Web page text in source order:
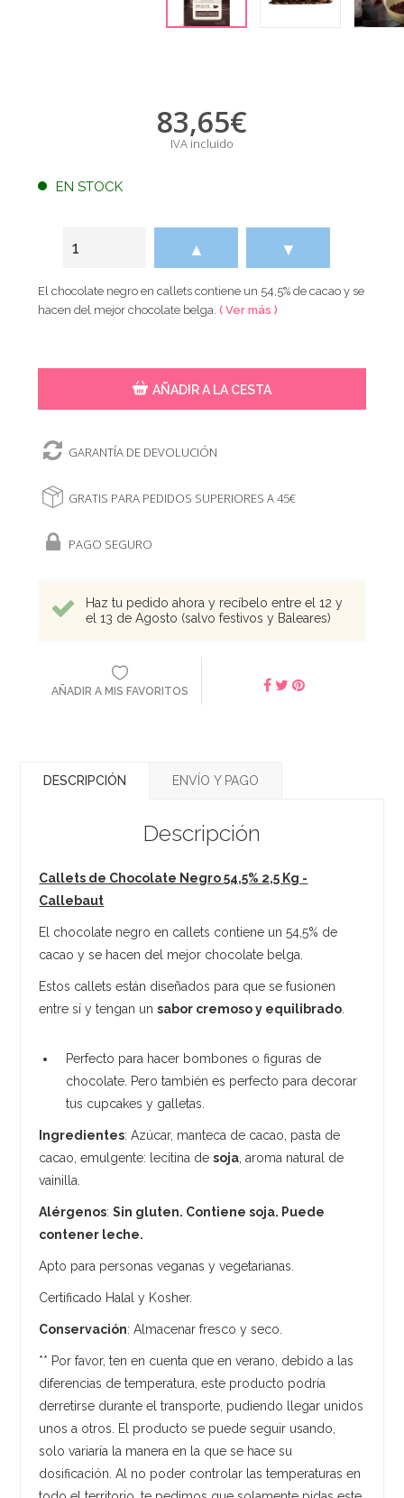
83,65€
IVA incluido
EN STOCK
▲ ▼
El chocolate negro en callets contiene un 54,5% de cacao y se
hacen del mejor chocolate belga.( Ver más )
AÑADIR A LA CESTA
GARANTÍA DE DEVOLUCIÓN
GRATIS PARA PEDIDOS SUPERIORES A 45€
PAGO SEGURO
Haz tu pedido ahora y recíbelo entre el 12 y
el 13 de Agosto (salvo festivos y Baleares)
AÑADIR A MIS FAVORITOS
DESCRIPCIÓN ENVÍO Y PAGO
Descripción
Callets de Chocolate Negro 54,5% 2,5 Kg -
Callebaut
El chocolate negro en callets contiene un 54,5% de
cacao y se hacen del mejor chocolate belga.
Estos callets están diseñados para que se fusionen
entre sí y tengan unsabor cremoso y equilibrado
Perfecto para hacer bombones o figuras de
chocolate. Pero también es perfecto para decorar
tus cupcakes y galletas.
Ingredientes: Azúcar, manteca de cacao, pasta de
cacao, emulgente: lecitina desoja , aroma natural de
vainilla.
Alérgenos:Sin gluten. Contiene soja. Puede
contener leche.
Apto para personas veganas y vegetarianas.
Certificado Halal y Kosher.
Conservación: Almacenar fresco y seco.
** Por favor, ten en cuenta que en verano, debido a las
diferencias de temperatura, este producto podría
derretirse durante el transporte, pudiendo llegar unidos
unos a otros. El producto se puede seguir usando,
solo variaría la manera en la que se hace su
dosificación. Al no poder controlar las temperaturas en